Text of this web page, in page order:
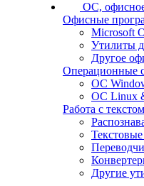
ОС,
Офисные
Microsoft
Утилиты
Другое
Операционные
ОС
ОС Linux
Работа с текстом
Другие